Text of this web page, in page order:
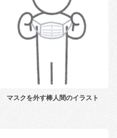
マスクを外す棒人間のイラスト